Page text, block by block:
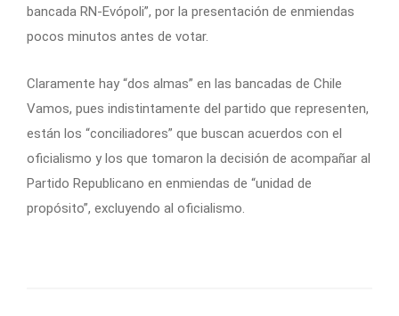
bancada RN-Evópoli”, por la presentación de enmiendas
pocos minutos antes de votar.
Claramente hay “dos almas” en las bancadas de Chile
Vamos, pues indistintamente del partido que representen,
están los “conciliadores” que buscan acuerdos con el
oficialismo y los que tomaron la decisión de acompañar al
Partido Republicano en enmiendas de “unidad de
propósito”, excluyendo al oficialismo.